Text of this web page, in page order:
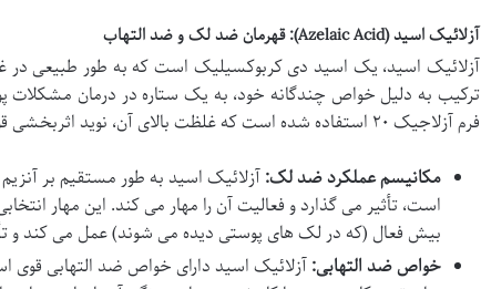
آزلائیک اسید (Azelaic Acid): قهرمان ضد لک و ضد التهاب
آزلائیک اسید، یک اسید دی کربوکسیلیک است که به طور طبیعی در
ترکیب به دلیل خواص چندگانه خود، به یک ستاره در درمان مشکلات
فرم آزلاجیک ۲۰ استفاده شده است که غلظت بالای آن، نوید اثربخشی قوی تر را می دهد.
مکانیسم عملکرد ضد لک:آزلائیک اسید به طور مستقیم بر
است، تأثیر می گذارد و فعالیت آن را مهار می کند. این مهار
بیش فعال (که در لک های پوستی دیده می شوند) عمل می کند و
خواص ضد التهابی:آزلائیک اسید دارای خواص ضد التهابی قوی